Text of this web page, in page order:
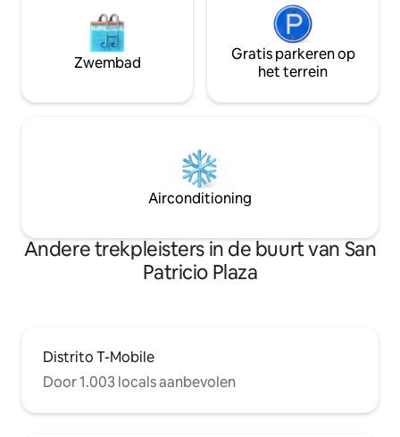
Zwembad
Gratis parkeren op
het terrein
Airconditioning
Andere trekpleisters in de buurt van San
Patricio Plaza
Distrito T-Mobile
Door 1.003 locals aanbevolen